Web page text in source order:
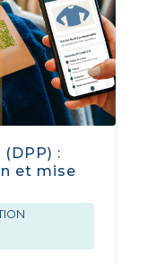
:
et mise